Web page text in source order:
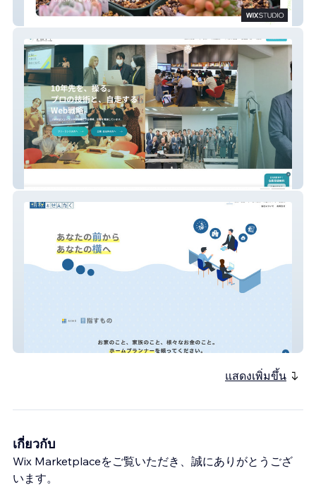
凛花ガーデン
株式会社情報とせんたく
แสดงเพิ่มขึ้น
เกี่ยวกับ
Wix Marketplaceをご覧いただき、誠にありがとうござ
います。